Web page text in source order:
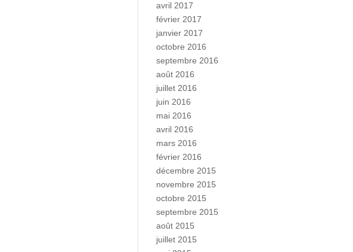
avril 2017
février 2017
janvier 2017
octobre 2016
septembre 2016
août 2016
juillet 2016
juin 2016
mai 2016
avril 2016
mars 2016
février 2016
décembre 2015
novembre 2015
octobre 2015
septembre 2015
août 2015
juillet 2015